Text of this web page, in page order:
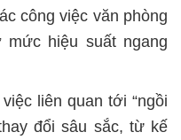
công việc văn phòng
hiệu suất ngang
liên quan tới “ngồi
đổi sâu sắc, từ kế